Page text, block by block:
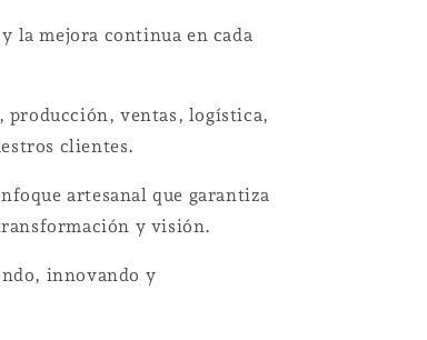
la mejora continua en cada
producción, ventas, logística,
clientes.
artesanal que garantiza
y visión.
innovando y